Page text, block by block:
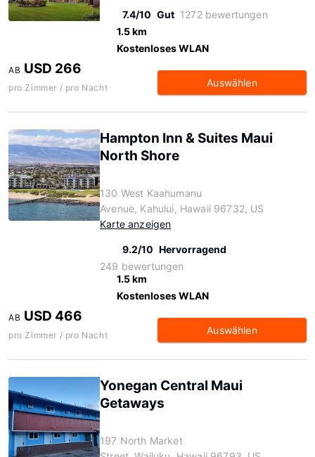
7.4/10 Gut 1272 bewertungen
1.5 km
Kostenloses WLAN
AB USD 266
pro Zimmer / pro Nacht Auswählen
Hampton Inn & Suites Maui
North Shore
130 West Kaahumanu
Avenue, Kahului, Hawaii 96732, US
Karte anzeigen
9.2/10 Hervorragend
249 bewertungen
1.5 km
Kostenloses WLAN
AB USD 466
pro Zimmer / pro Nacht Auswählen
Yonegan Central Maui
Getaways
197 North Market